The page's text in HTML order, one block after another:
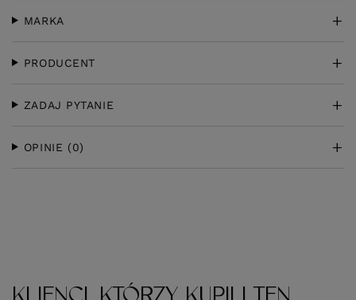
MARKA
PRODUCENT
ZADAJ PYTANIE
OPINIE (0)
KLIENCI, KTÓRZY KUPILI TEN